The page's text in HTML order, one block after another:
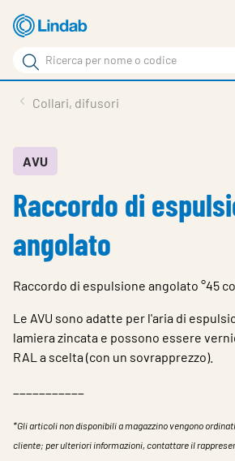
Log
visionare
Cerca
Cerca
Su Lindab
Su Tecnovent
Download
Scegliere la lingua
Collari, difusori
AVU
Raccordo di
angolato
Raccordo di espulsione angolato °45
Le AVU sono adatte per l'aria di
lamiera zincata e possono essere
RAL a scelta (con un sovrapprezzo).
*Gli articoli non disponibili a magazzino vengono
cliente; per ulteriori informazioni, contattare il